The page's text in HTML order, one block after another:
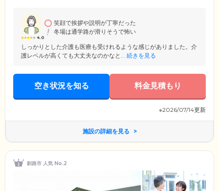
合わせください。安心・安全・高品質なサービスを追求することで、ご
入居者様にはもちろん、ご家族様にもご満足いただきけるよう努力して
います。
4.0
笑顔で挨拶や説明が丁寧だった
冬場は通学路が滑りそうで怖い
しっかりとした介護も医療も受けれるような感じがありました。介
護レベルが高くても大丈夫なのかなと... 続きを見る
空き状況を知る 料金見積もり
※2026/07/14更新
施設の詳細を見る
釧路市 人気 No.2